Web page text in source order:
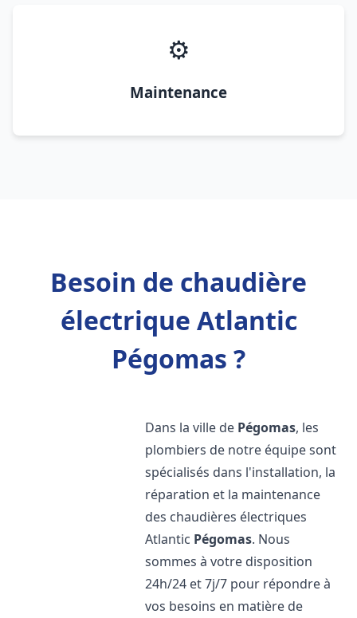
⚙️
Maintenance
Besoin de chaudière
électrique Atlantic
Pégomas ?
Dans la ville de Pégomas, les
plombiers de notre équipe sont
spécialisés dans l'installation, la
réparation et la maintenance
des chaudières électriques
Atlantic Pégomas. Nous
sommes à votre disposition
24h/24 et 7j/7 pour répondre à
vos besoins en matière de